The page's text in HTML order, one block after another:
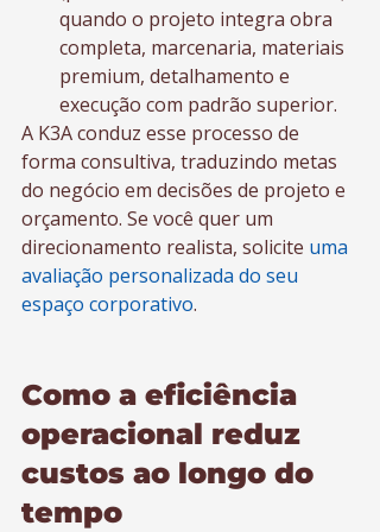
quando o projeto integra obra
completa, marcenaria, materiais
premium, detalhamento e
execução com padrão superior.
A K3A conduz esse processo de
forma consultiva, traduzindo metas
do negócio em decisões de projeto e
orçamento. Se você quer um
direcionamento realista, solicite uma
avaliação personalizada do seu
espaço corporativo.
Como a eficiência
operacional reduz
custos ao longo do
tempo